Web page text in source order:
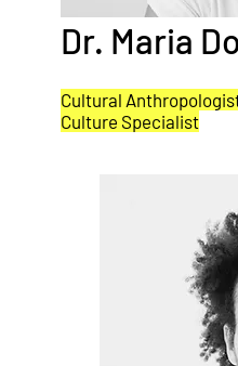
Dr. Maria
Cultural
Culture Specialist